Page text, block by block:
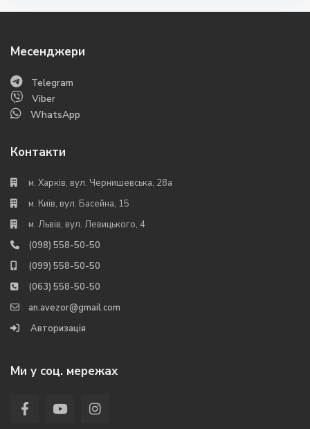
Месенджери
Telegram
Viber
WhatsApp
Контакти
м. Харків, вул. Чернишевська, 28а
м. Київ, вул. Басейна, 15
м. Львів, вул. Левицького, 4
(098) 558-50-50
(099) 558-50-50
(063) 558-50-50
an.avezor@gmail.com
Авторизація
Ми у соц. мережах